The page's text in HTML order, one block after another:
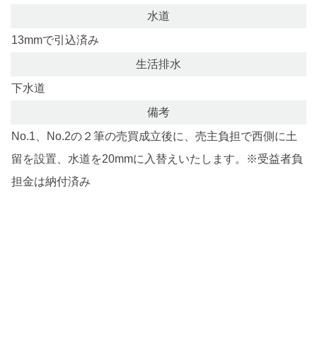
水道
13mmで引込済み
生活排水
下水道
備考
No.1、No.2の２筆の売買成立後に、売主負担で西側に土
留を設置、水道を20mmに入替えいたします。※受益者負
担金は納付済み